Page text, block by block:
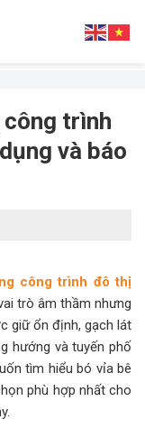
trình
và báo
công trình đô thị
trò âm thầm nhưng
giữ ổn định, gạch lát
hướng và tuyến phố
tìm hiểu bó vỉa bê
phù hợp nhất cho